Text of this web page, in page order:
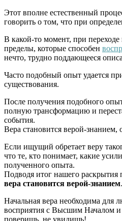
Этот вполне естественный
говорить о том, что при
В какой-то момент, при
пределы, которые способен
нечто, трудно поддающееся
Часто подобный опыт удается
существования.
После получения подобного
полную трансформацию и
события.
Вера становится верой-
Если ищущий обретает веру
что те, кто понимает, какие
полученного опыта.
Подводя итог нашего
вера становится верой-знанием.
Начальная вера необходима для
восприятия с Высшим Началом
поверишь, не увидишь!